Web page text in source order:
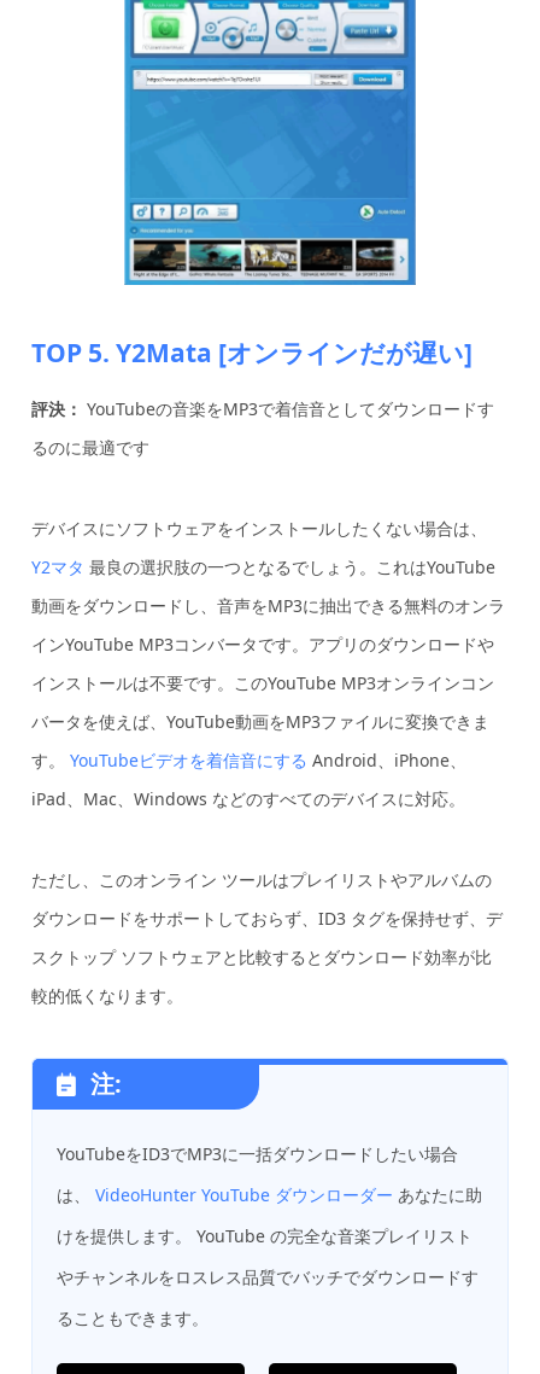
TOP 5. Y2Mata [オンラインだが遅い]
評決：YouTubeの音楽をMP3で着信音としてダウンロードす
るのに最適です
デバイスにソフトウェアをインストールしたくない場合は、
Y2マタ 最良の選択肢の一つとなるでしょう。これはYouTube
動画をダウンロードし、音声をMP3に抽出できる無料のオンラ
インYouTube MP3コンバータです。アプリのダウンロードや
インストールは不要です。このYouTube MP3オンラインコン
バータを使えば、YouTube動画をMP3ファイルに変換できま
す。YouTubeビデオを着信音にする Android、iPhone、
iPad、Mac、Windows などのすべてのデバイスに対応。
ただし、このオンライン ツールはプレイリストやアルバムの
ダウンロードをサポートしておらず、ID3 タグを保持せず、デ
スクトップ ソフトウェアと比較するとダウンロード効率が比
較的低くなります。
注:
YouTubeをID3でMP3に一括ダウンロードしたい場合
は、VideoHunter YouTube ダウンローダー あなたに助
けを提供します。 YouTube の完全な音楽プレイリスト
やチャンネルをロスレス品質でバッチでダウンロードす
ることもできます。